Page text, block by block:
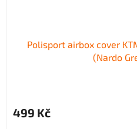
Polisport airbox cover
(Nardo
499 Kč